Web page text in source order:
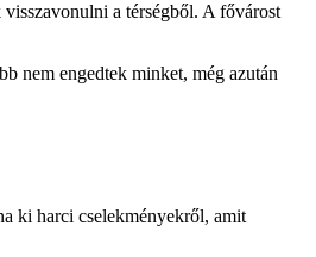
a térségből. A fővárost
nem engedtek minket, még azután
ki harci cselekményekről, amit